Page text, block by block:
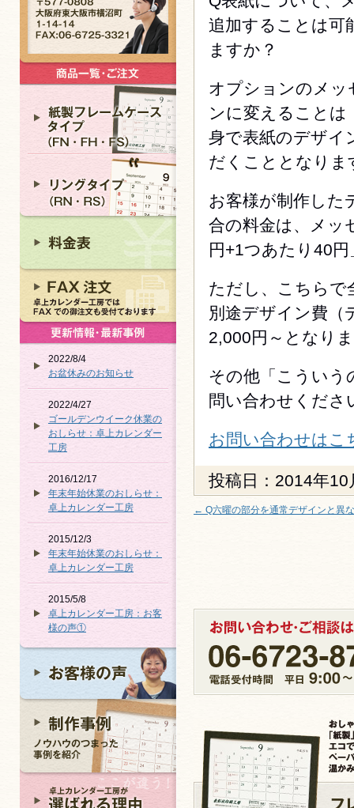
2022/8/4
お盆休みのお知らせ
2022/4/27
ゴールデンウイーク休業の
おしらせ：卓上カレンダー
工房
2016/12/17
年末年始休業のおしらせ：
卓上カレンダー工房
2015/12/3
年末年始休業のおしらせ：
卓上カレンダー工房
2015/5/8
卓上カレンダー工房：お客
様の声①
追加することは可
ますか？
オプションのメッ
ンに変えることは
身で表紙のデザイ
だくこととなりま
お客様が制作した
合の料金は、メッ
円+1つあたり40
ただし、こちらで
別途デザイン費（
2,000円～となり
その他「こういう
問い合わせくださ
お問い合わせはこ
投稿日：2014年10
← Q六曜の部分を通常デザインと異